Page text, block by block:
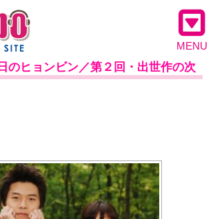
MENU
のヒョンビン／第２回・出世作の次